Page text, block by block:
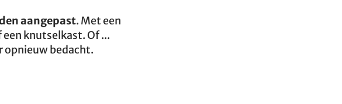
aangepast. Met een
knutselkast. Of ...
opnieuw bedacht.